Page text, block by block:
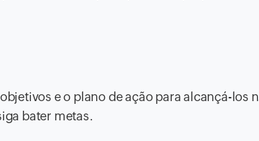
e o plano de ação para alcançá-los
bater metas.